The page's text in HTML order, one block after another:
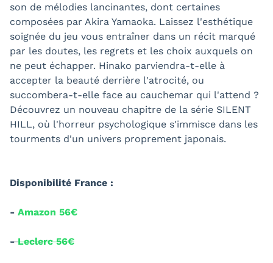
son de mélodies lancinantes, dont certaines
composées par Akira Yamaoka. Laissez l'esthétique
soignée du jeu vous entraîner dans un récit marqué
par les doutes, les regrets et les choix auxquels on
ne peut échapper. Hinako parviendra-t-elle à
accepter la beauté derrière l'atrocité, ou
succombera-t-elle face au cauchemar qui l'attend ?
Découvrez un nouveau chapitre de la série SILENT
HILL, où l'horreur psychologique s'immisce dans les
tourments d'un univers proprement japonais.
Disponibilité France :
- Amazon 56€
-Leclerc 56€